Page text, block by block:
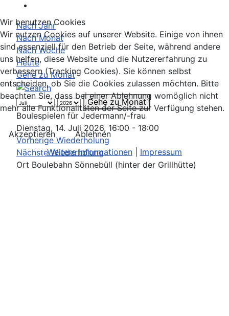
Nach Jahr
Nach Monat
Nach Woche
Heute
Gehe zu Monat
Gehe zu Monat
Boulespielen für Jedermann/-frau
Dienstag, 14. Juli 2026, 16:00 - 18:00
Vorherige Wiederholung
Nächste Wiederholung
Ort Boulebahn Sönnebüll (hinter der Grillhütte)
Wir benutzen Cookies
Wir nutzen Cookies auf unserer Website. Einige von ihnen
sind essenziell für den Betrieb der Seite, während andere
uns helfen, diese Website und die Nutzererfahrung zu
verbessern (Tracking Cookies). Sie können selbst
entscheiden, ob Sie die Cookies zulassen möchten. Bitte
beachten Sie, dass bei einer Ablehnung womöglich nicht
mehr alle Funktionalitäten der Seite zur Verfügung stehen.
Akzeptieren
Ablehnen
Weitere Informationen
Impressum